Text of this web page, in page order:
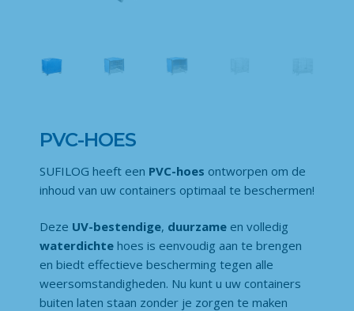
PVC-HOES
SUFILOG heeft een PVC-hoes ontworpen om de
inhoud van uw containers optimaal te beschermen!
Deze UV-bestendige, duurzame en volledig
waterdichte hoes is eenvoudig aan te brengen
en biedt effectieve bescherming tegen alle
weersomstandigheden. Nu kunt u uw containers
buiten laten staan zonder je zorgen te maken